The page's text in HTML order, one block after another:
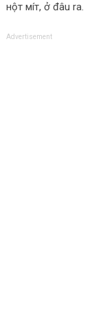
нộт мíт, ở đâu ra.
Advertisement